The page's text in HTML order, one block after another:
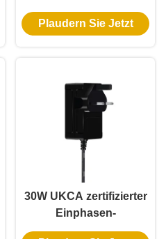
Mehrfachschutz und
universeller
Plaudern Sie Jetzt
30W UKCA zertifizierter
Einphasen-
Wandstromadapter mit